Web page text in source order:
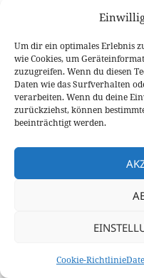
Um dir ein optimales Erlebnis
wie Cookies, um
zuzugreifen. Wenn du diesen
Daten wie das Surfverhalten
verarbeiten. Wenn du deine
zurückziehst, können
beeinträchtigt werden.
Cookie-Richtlinie
Da alles stimmte,
bis zu zwei 5-V-
Netzteil auf dem
sichern, habe ich auf
Gummifüße
Zweck. Als
zu geben. Außerdem